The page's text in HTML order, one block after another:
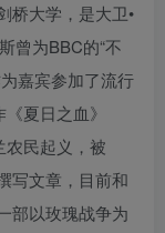
桥大学，是大卫•
曾为BBC的“不
嘉宾参加了流行
夏日之血》
农民起义，被
写文章，目前和
部以玫瑰战争为